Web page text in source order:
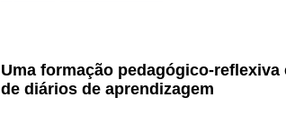
Uma formação pedagógico-
de diários de aprendizagem